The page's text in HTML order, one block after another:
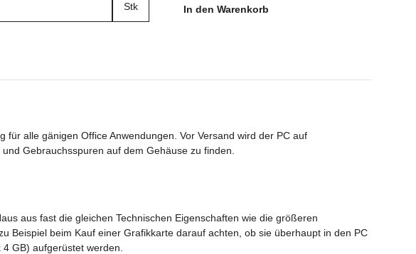
Stk In den Warenkorb
alle gänigen Office Anwendungen. Vor Versand wird der PC auf
Gebrauchsspuren auf dem Gehäuse zu finden.
aus fast die gleichen Technischen Eigenschaften wie die größeren
Beispiel beim Kauf einer Grafikkarte darauf achten, ob sie überhaupt in den PC
GB) aufgerüstet werden.